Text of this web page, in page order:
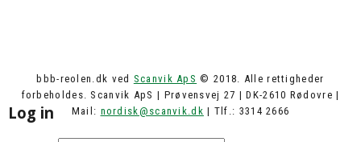
bbb-reolen.dk ved Scanvik ApS © 2018. Alle rettigheder
forbeholdes. Scanvik ApS | Prøvensvej 27 | DK-2610 Rødovre |
Mail: nordisk@scanvik.dk | Tlf.: 3314 2666
Log in